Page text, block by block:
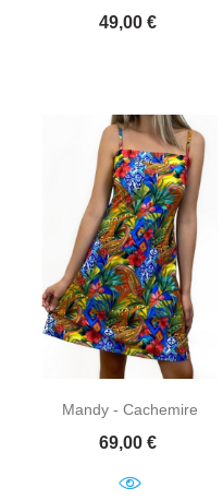
Prix
49,00 €
Mandy - Cachemire
Prix
69,00 €